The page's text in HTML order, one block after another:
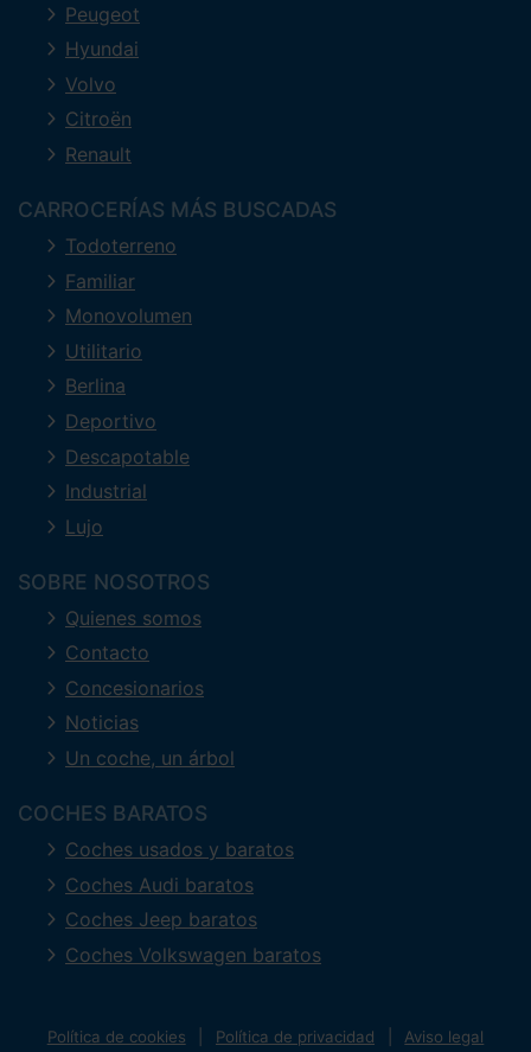
Peugeot
Hyundai
Volvo
Citroën
Renault
CARROCERÍAS MÁS BUSCADAS
Todoterreno
Familiar
Monovolumen
Utilitario
Berlina
Deportivo
Descapotable
Industrial
Lujo
SOBRE NOSOTROS
Quienes somos
Contacto
Concesionarios
Noticias
Un coche, un árbol
COCHES BARATOS
Coches usados y baratos
Coches Audi baratos
Coches Jeep baratos
Coches Volkswagen baratos
Política de cookies Política de privacidad Aviso legal